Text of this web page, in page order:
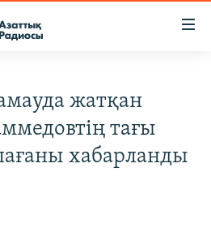
жатқан
тағы
хабарланды